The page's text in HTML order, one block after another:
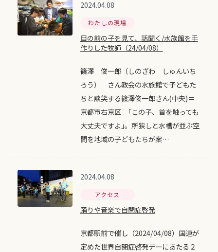
2024.04.08
わたしの現場
目の前の子を見て、話聞く/水族館を手
作りした牧師（24/04/08）
篠澤 俊一郎（しのざわ しゅんいち
ろう） さん教会の水族館で子どもた
ちと談笑する篠澤俊一郎さん(中央)＝
京都市右京区 ｢この子、首を触っても
大丈夫ですよ｣。所狭しと水槽が並ぶ空
間を地域の子どもたちが案…
2024.04.08
アクセス
踊りや音楽で自閉症啓発
京都駅前で催し（2024/04/08）国連が
定めた世界自閉症啓発デーにあたる２